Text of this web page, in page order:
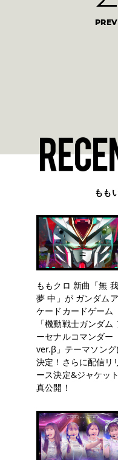
PREV
もも
ももクロ 新曲「無 我
夢 中」が ガンダム
ケードカードゲーム
「機動戦士ガンダム
ーセナルコマンダー
ver.β」テーマソング
決定！さらに配信リ
ース決定&ジャケッ
真公開！